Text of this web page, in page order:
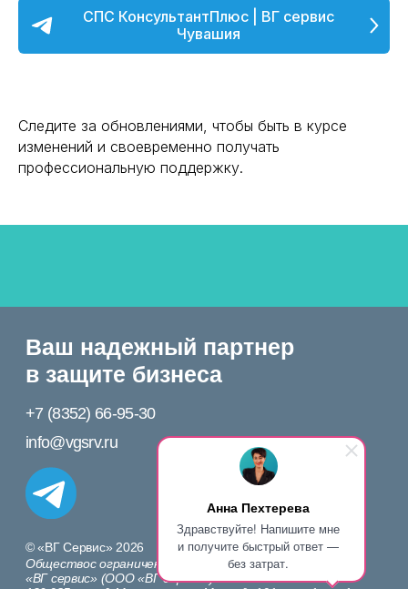
Анна Пехтерева
Здравствуйте! Напишите мне
и получите быстрый ответ —
без затрат.
СПС КонсультантПлюс | ВГ сервис
Чувашия
Следите за обновлениями, чтобы быть в курсе
изменений и своевременно получать
профессиональную поддержку.